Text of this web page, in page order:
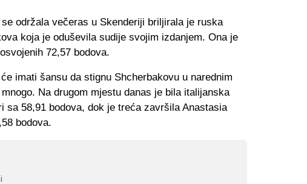
održala večeras u Skenderiji briljirala je ruska
koja je oduševila sudije svojim izdanjem. Ona je
72,57 bodova.
imati šansu da stignu Shcherbakovu u narednim
Na drugom mjestu danas je bila italijanska
sa 58,91 bodova, dok je treća završila Anastasia
bodova.